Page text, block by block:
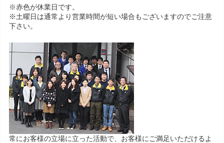
※赤色が休業日です。
※土曜日は通常より営業時間が短い場合もございますのでご注意
下さい。
常にお客様の立場に立った活動で、お客様にご満足いただけるよ